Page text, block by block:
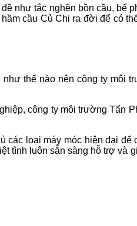
như tắc nghẽn bồn cầu, bể
cầu Củ Chi ra đời để có
thế nào nên công ty môi
công ty môi trường Tấn
loại máy móc hiện đại để
tình luôn sẵn sàng hỗ trợ và